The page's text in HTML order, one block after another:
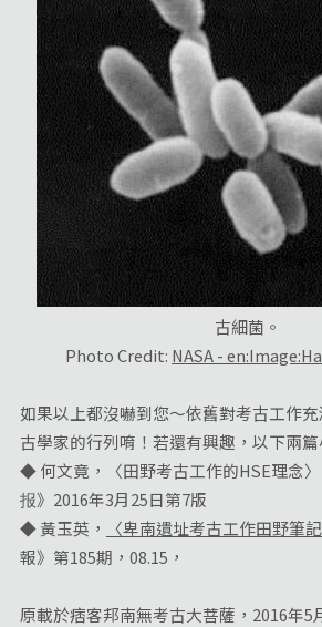
古細菌。
Photo Credit: NASA -
如果以上都沒嚇到您～依舊對考古工作
古學家的行列唷！若還有興趣，以下兩篇
◆ 何文竟，〈田野考古工作的HSE理念
报》2016年3月25日第7版
◆ 黃玉英，
〈卑南遺址考古工作田野筆記
報》第185期，08.15，
原載於痞客邦南無考古大菩薩，2016年5